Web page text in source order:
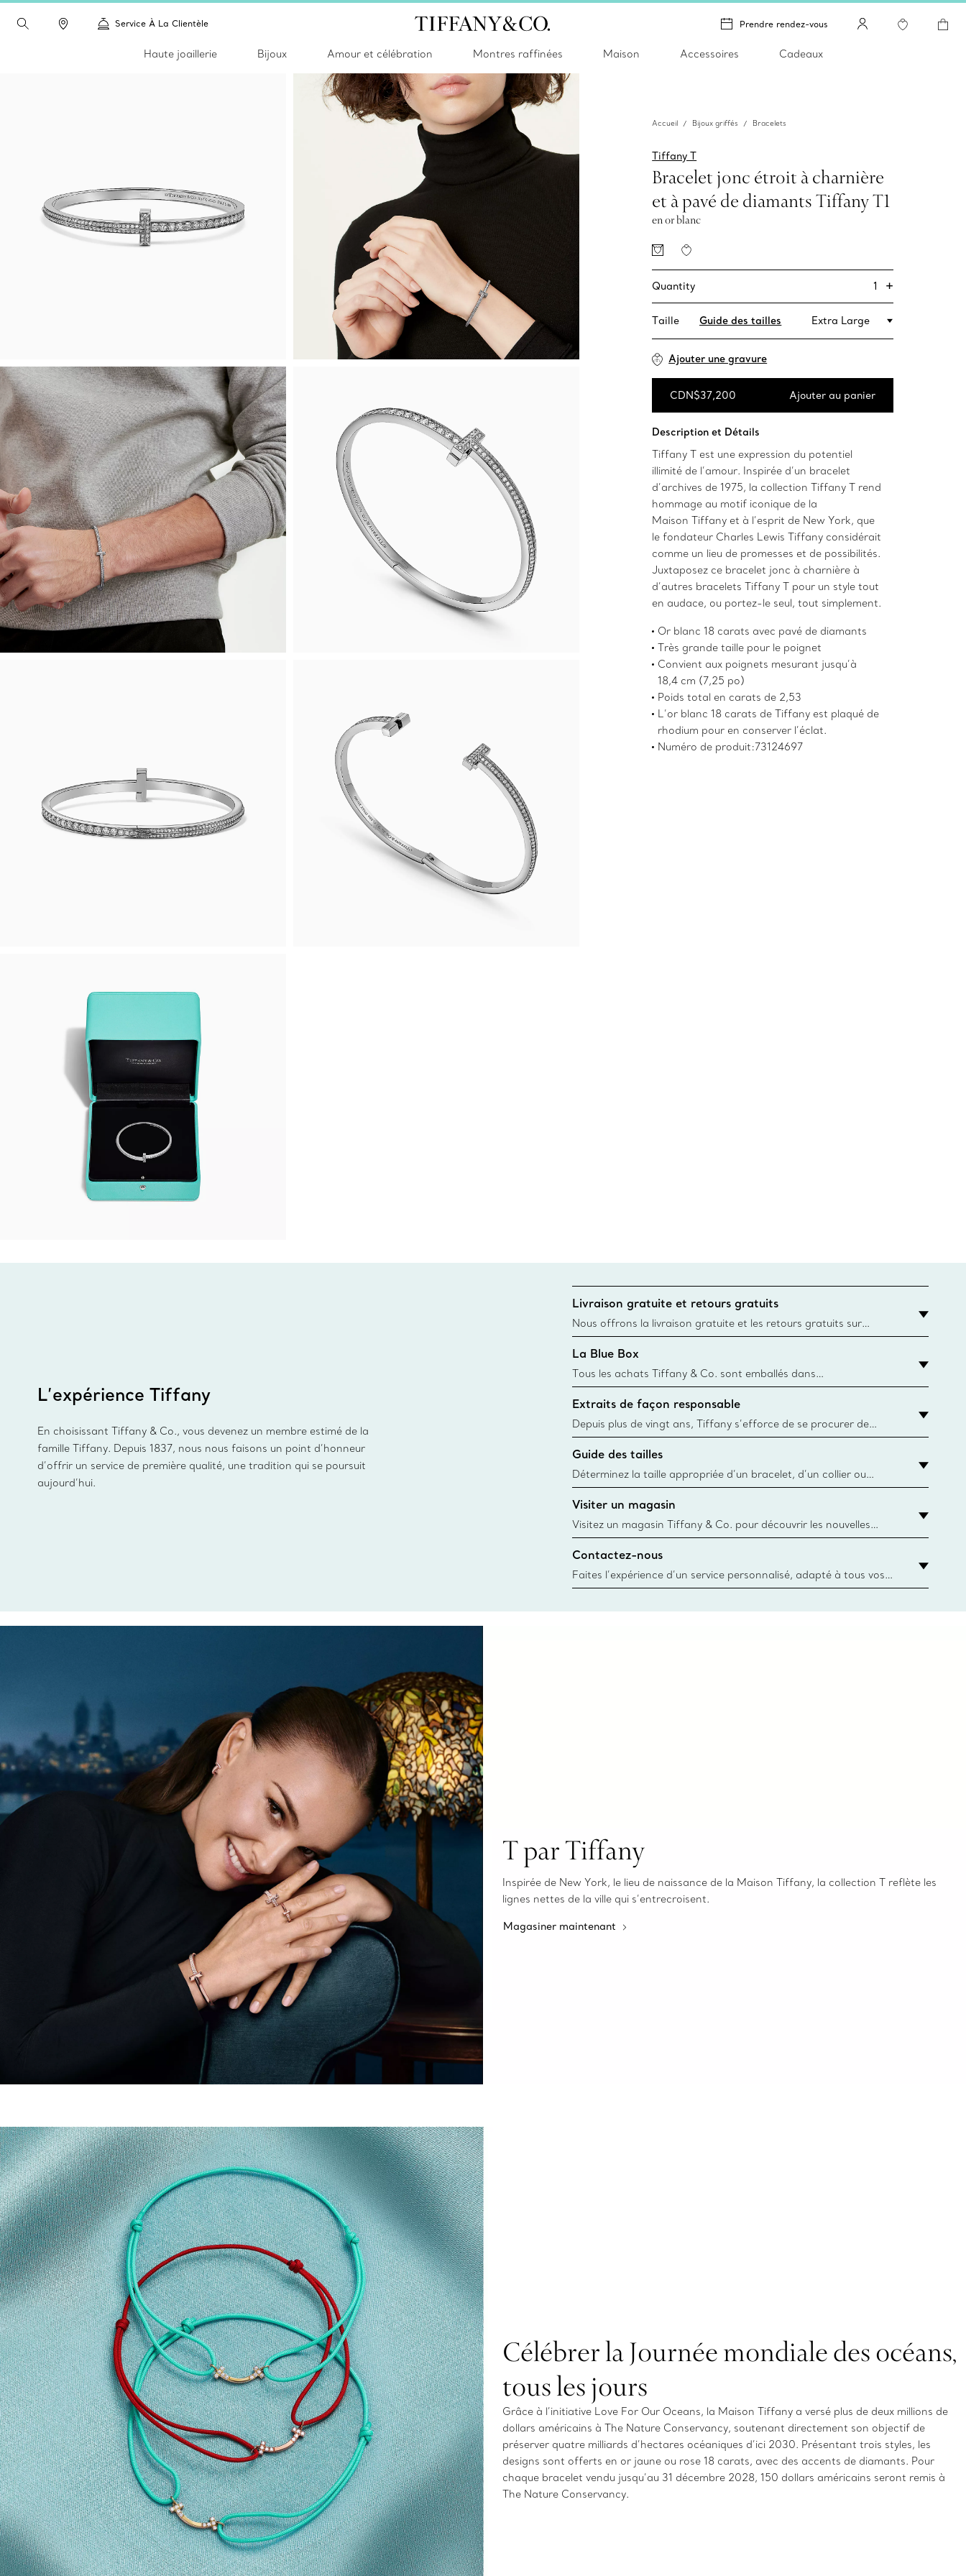
Service À La Clientèle Prendre rendez-vous
Haute joaillerie Bijoux Amour et célébration Montres raffinées Maison Accessoires Cadeaux
Accueil Bijoux griffés Bracelets
Tiffany T
Bracelet jonc étroit à charnière
et à pavé de diamants Tiffany T1
en or blanc
Quantity 1 +
Taille Guide des tailles Extra Large
Ajouter une gravure
CDN$37,200 Ajouter au panier
Description et Détails
Tiffany T est une expression du potentiel
illimité de l’amour. Inspirée d’un bracelet
d’archives de 1975, la collection Tiffany T rend
hommage au motif iconique de la
Maison Tiffany et à l’esprit de New York, que
le fondateur Charles Lewis Tiffany considérait
comme un lieu de promesses et de possibilités.
Juxtaposez ce bracelet jonc à charnière à
d’autres bracelets Tiffany T pour un style tout
en audace, ou portez-le seul, tout simplement.
Or blanc 18 carats avec pavé de diamants
Très grande taille pour le poignet
Convient aux poignets mesurant jusqu’à
18,4 cm (7,25 po)
Poids total en carats de 2,53
L’or blanc 18 carats de Tiffany est plaqué de
rhodium pour en conserver l’éclat.
Numéro de produit:73124697
L’expérience Tiffany
En choisissant Tiffany & Co., vous devenez un membre estimé de la
famille Tiffany. Depuis 1837, nous nous faisons un point d’honneur
d’offrir un service de première qualité, une tradition qui se poursuit
aujourd’hui.
Livraison gratuite et retours gratuits
Nous offrons la livraison gratuite et les retours gratuits sur
toutes les commandes Tiffany & Co. passées sur le site Web
canadien et dont la destination est l’adresse d’un particulier.
La Blue Box
Tous les achats Tiffany & Co. sont emballés dans
une Tiffany Blue Box. Bien que l'histoire de cet emballage célèbre
remonte à 1886, toutes les Blue Box et sacs sont aujourd'hui
fabriqués à partir de papier provenant de sources durables et de
matières
Extraits de façon responsable
Depuis plus de vingt ans, Tiffany s’efforce de se procurer de
façon responsable les matériaux précieux utilisés dans la
fabrication de ses bijoux. En apprendre davantage
Guide des tailles
Déterminez la taille appropriée d’un bracelet, d’un collier ou
d’une bague grâce au guide des tailles de Tiffany & Co.
Visiter un magasin
Visitez un magasin Tiffany & Co. pour découvrir les nouvelles
créations, les collections emblématiques et bien plus encore.
Trouver le magasin le plus près
Contactez-nous
Faites l’expérience d’un service personnalisé, adapté à tous vos
besoins par les conseillers à la clientèle Tiffany & Co. Que ce soit
T par Tiffany
Inspirée de New York, le lieu de naissance de la Maison Tiffany, la collection T reflète les
lignes nettes de la ville qui s’entrecroisent.
Magasiner maintenant
Célébrer la Journée mondiale des océans,
tous les jours
Grâce à l’initiative Love For Our Oceans, la Maison Tiffany a versé plus de deux millions de
dollars américains à The Nature Conservancy, soutenant directement son objectif de
préserver quatre milliards d’hectares océaniques d’ici 2030. Présentant trois styles, les
designs sont offerts en or jaune ou rose 18 carats, avec des accents de diamants. Pour
chaque bracelet vendu jusqu’au 31 décembre 2028, 150 dollars américains seront remis à
The Nature Conservancy.